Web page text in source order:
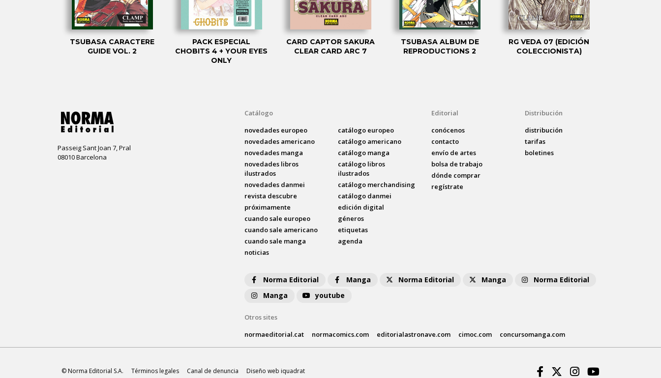
TSUBASA CARACTERE
GUIDE VOL. 2
PACK ESPECIAL
CHOBITS 4 + YOUR EYES
ONLY
CARD CAPTOR SAKURA
CLEAR CARD ARC 7
TSUBASA ALBUM DE
REPRODUCTIONS 2
RG VEDA 07 (EDICIÓN
COLECCIONISTA)
Passeig Sant Joan 7, Pral
08010 Barcelona
Catálogo
novedades europeo
novedades americano
novedades manga
novedades libros
ilustrados
novedades danmei
revista descubre
próximamente
cuando sale europeo
cuando sale americano
cuando sale manga
noticias
catálogo europeo
catálogo americano
catálogo manga
catálogo libros
ilustrados
catálogo merchandising
catálogo danmei
edición digital
géneros
etiquetas
agenda
Editorial
conócenos
contacto
envío de artes
bolsa de trabajo
dónde comprar
regístrate
Distribución
distribución
tarifas
boletines
Norma Editorial Manga Norma Editorial Manga
Norma Editorial
Manga
youtube
Otros sites
normaeditorial.cat
normacomics.com editorialastronave.com cimoc.com concursomanga.com
© Norma Editorial S.A. Términos legales Canal de denuncia Diseño web iquadrat Facebook
Twitter
Instagram
Youtube